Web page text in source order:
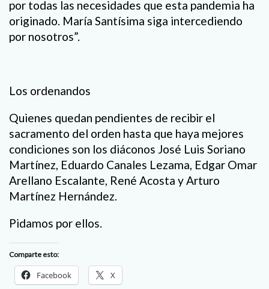
por todas las necesidades que esta pandemia ha
originado. María Santísima siga intercediendo
por nosotros”.
Los ordenandos
Quienes quedan pendientes de recibir el
sacramento del orden hasta que haya mejores
condiciones son los diáconos José Luis Soriano
Martínez, Eduardo Canales Lezama, Edgar Omar
Arellano Escalante, René Acosta y Arturo
Martínez Hernández.
Pidamos por ellos.
Comparte esto:
Facebook X